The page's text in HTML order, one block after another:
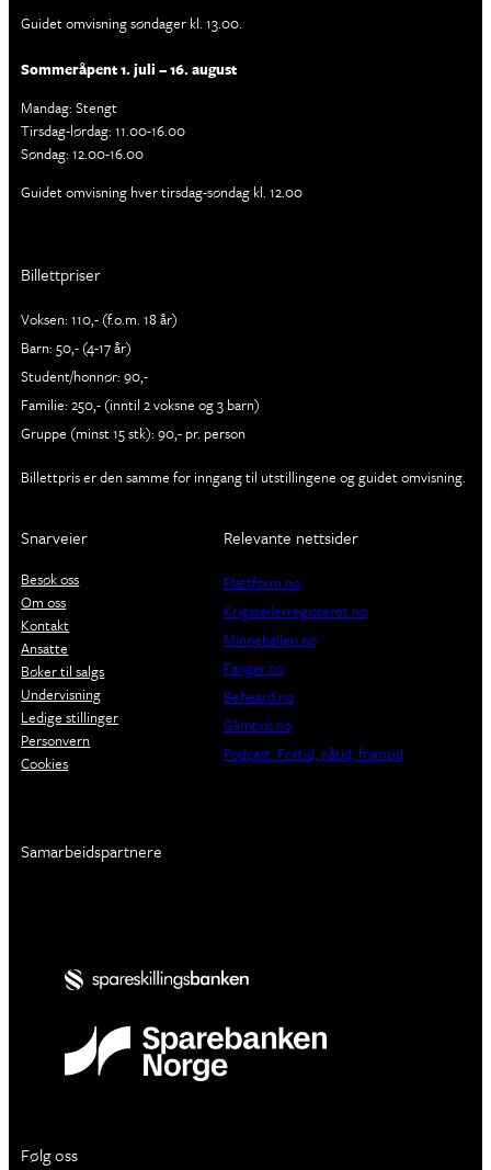
Guidet omvisning søndager kl. 13.00.
Sommeråpent 1. juli – 16. august
Mandag: Stengt
Tirsdag-lørdag: 11.00-16.00
Søndag: 12.00-16.00
Guidet omvisning hver tirsdag-søndag kl. 12.00
Billettpriser
Voksen: 110,- (f.o.m. 18 år)
Barn: 50,- (4-17 år)
Student/honnør: 90,-
Familie: 250,- (inntil 2 voksne og 3 barn)
Gruppe (minst 15 stk): 90,- pr. person
Billettpris er den samme for inngang til utstillingene og guidet omvisning.
Snarveier
Besøk oss
Om oss
Kontakt
Ansatte
Bøker til salgs
Undervisning
Ledige stillinger
Personvern
Cookies
Relevante nettsider
Plattform.no
Krigsseilerregisteret.no
Minnehallen.no
Fanger.no
Beheard.no
Glimtvis.no
Podcast: Fortid, nåtid, framtid
Samarbeidspartnere
Følg oss